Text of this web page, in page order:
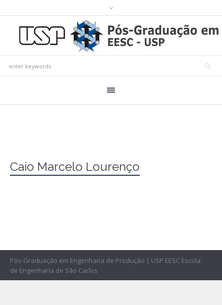
Caio Marcelo Lourenço
Pós-Graduação em Engenharia de Produção | USP EESC Escola
de Engenharia de São Carlos